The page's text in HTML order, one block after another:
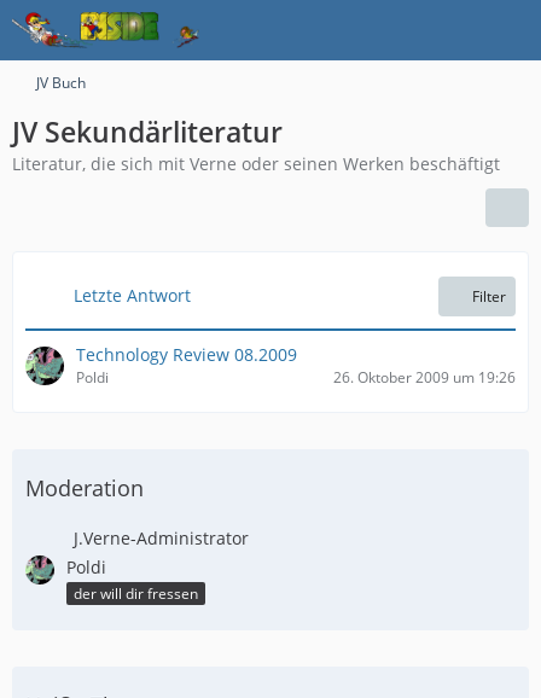
JV Buch
JV Sekundärliteratur
Literatur, die sich mit Verne oder seinen Werken beschäftigt
Letzte Antwort Filter
Technology Review 08.2009
Poldi 26. Oktober 2009 um 19:26
Moderation
J.Verne-Administrator
Poldi
der will dir fressen